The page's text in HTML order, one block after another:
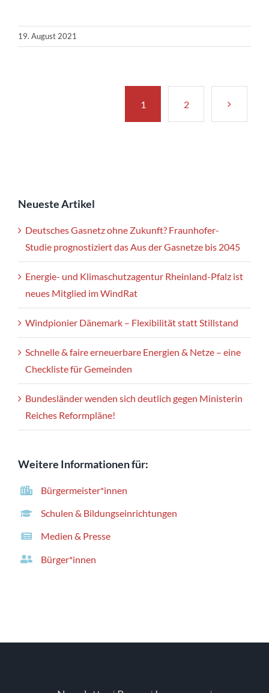
19. August 2021
1 2
Neueste Artikel
Deutsches Gasnetz ohne Zukunft? Fraunhofer-
Studie prognostiziert das Aus der Gasnetze bis 2045
Energie- und Klimaschutzagentur Rheinland-Pfalz ist
neues Mitglied im WindRat
Windpionier Dänemark – Flexibilität statt Stillstand
Schnelle & faire erneuerbare Energien & Netze – eine
Checkliste für Gemeinden
Bundesländer wenden sich deutlich gegen Ministerin
Reiches Reformpläne!
Weitere Informationen für:
Bürgermeister*innen
Schulen & Bildungseinrichtungen
Medien & Presse
Bürger*innen